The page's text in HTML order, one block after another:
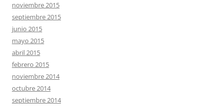
noviembre 2015
septiembre 2015
junio 2015
mayo 2015
abril 2015
febrero 2015
noviembre 2014
octubre 2014
septiembre 2014